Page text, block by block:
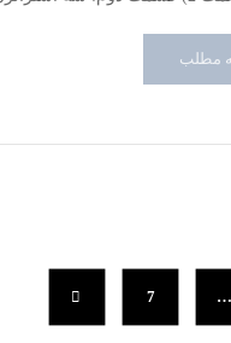
مطلب
…
7